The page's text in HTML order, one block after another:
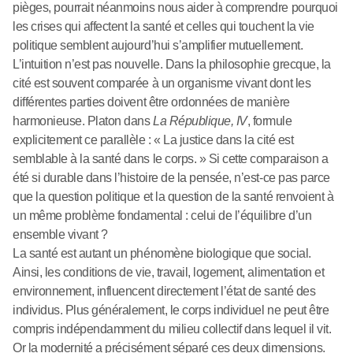
pièges, pourrait néanmoins nous aider à comprendre pourquoi
les crises qui affectent la santé et celles qui touchent la vie
politique semblent aujourd’hui s’amplifier mutuellement.
L’intuition n’est pas nouvelle. Dans la philosophie grecque, la
cité est souvent comparée à un organisme vivant dont les
différentes parties doivent être ordonnées de manière
harmonieuse. Platon dansLa République, IV, formule
explicitement ce parallèle : « La justice dans la cité est
semblable à la santé dans le corps. » Si cette comparaison a
été si durable dans l’histoire de la pensée, n’est-ce pas parce
que la question politique et la question de la santé renvoient à
un même problème fondamental : celui de l’équilibre d’un
ensemble vivant ?
La santé est autant un phénomène biologique que social.
Ainsi, les conditions de vie, travail, logement, alimentation et
environnement, influencent directement l’état de santé des
individus. Plus généralement, le corps individuel ne peut être
compris indépendamment du milieu collectif dans lequel il vit.
Or la modernité a précisément séparé ces deux dimensions.